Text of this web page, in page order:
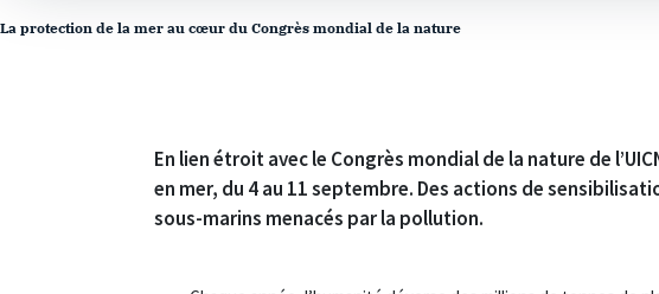
La protection de la mer au cœur du Congrès mondial de la nature
En lien étroit avec le Congrès mondial de la nature de
en mer, du 4 au 11 septembre. Des actions de
sous-marins menacés par la pollution.